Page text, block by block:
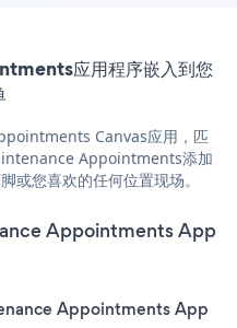
应用程序嵌入到您
Canvas应用，匹
Appointments添加
或您喜欢的任何位置现场。
Appointments App
Appointments App